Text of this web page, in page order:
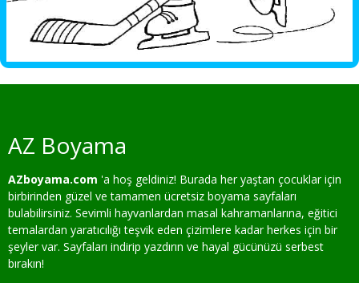
AZ Boyama
AZboyama.com 'a hoş geldiniz! Burada her yaştan çocuklar için
birbirinden güzel ve tamamen ücretsiz boyama sayfaları
bulabilirsiniz. Sevimli hayvanlardan masal kahramanlarına, eğitici
temalardan yaratıcılığı teşvik eden çizimlere kadar herkes için bir
şeyler var. Sayfaları indirip yazdırın ve hayal gücünüzü serbest
bırakın!